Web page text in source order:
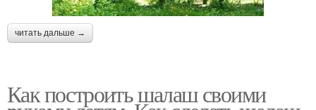
читать дальше →
Как построить шалаш своими